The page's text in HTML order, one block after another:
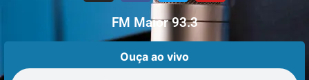
FM Maior 93.3
Ouça ao vivo